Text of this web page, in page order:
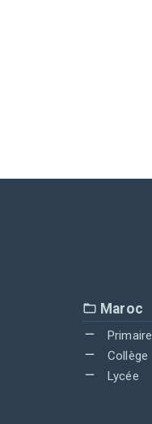
Maroc
Primaire
Collège
Lycée